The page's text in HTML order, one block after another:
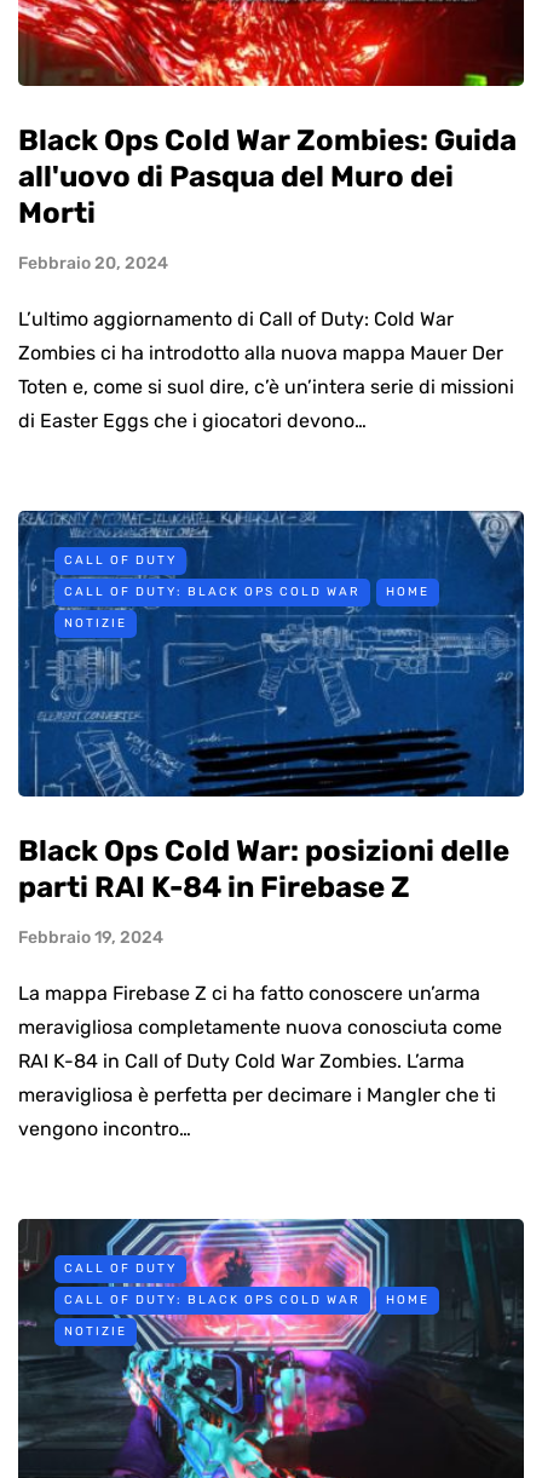
Black Ops Cold War Zombies: Guida
all'uovo di Pasqua del Muro dei
Morti
Febbraio 20, 2024
L’ultimo aggiornamento di Call of Duty: Cold War
Zombies ci ha introdotto alla nuova mappa Mauer Der
Toten e, come si suol dire, c’è un’intera serie di missioni
di Easter Eggs che i giocatori devono…
CALL OF DUTY
CALL OF DUTY: BLACK OPS COLD WAR HOME
NOTIZIE
Black Ops Cold War: posizioni delle
parti RAI K-84 in Firebase Z
Febbraio 19, 2024
La mappa Firebase Z ci ha fatto conoscere un’arma
meravigliosa completamente nuova conosciuta come
RAI K-84 in Call of Duty Cold War Zombies. L’arma
meravigliosa è perfetta per decimare i Mangler che ti
vengono incontro…
CALL OF DUTY
CALL OF DUTY: BLACK OPS COLD WAR HOME
NOTIZIE